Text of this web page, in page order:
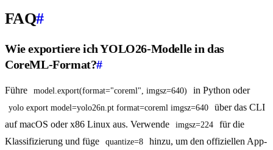
FAQ#
Wie exportiere ich YOLO26-Modelle in das
CoreML-Format?#
Führe model.export(format="coreml", imgsz=640) in Python oder
yolo export model=yolo26n.pt format=coreml imgsz=640
über das CLI
auf macOS oder x86 Linux aus. Verwende
imgsz=224
für die
Klassifizierung und füge
quantize=8
hinzu, um den offiziellen App-